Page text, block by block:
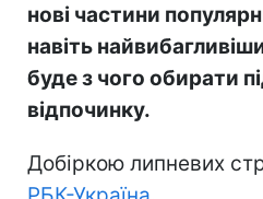
нові частини
навіть
буде з чого обирати
відпочинку.
Добіркою липневих